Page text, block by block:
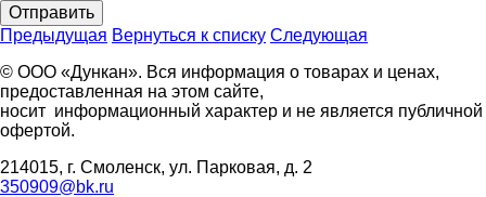
Отправить
Предыдущая Вернуться к списку Следующая
© ООО «Дункан». Вся информация о товарах и ценах,
предоставленная на этом сайте,
носит информационный характер и не является публичной
офертой.
214015, г. Смоленск, ул. Парковая, д. 2
350909@bk.ru